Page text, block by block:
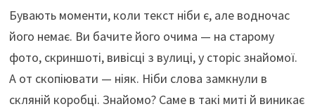
b
o
o
k
gr
a
m
at
sA
p
p
er
Бувають моменти, коли текст ніби є, але водночас
його немає. Ви бачите його очима — на старому
фото, скриншоті, вивісці з вулиці, у сторіс знайомої.
А от скопіювати — ніяк. Ніби слова замкнули в
скляній коробці. Знайомо? Саме в такі миті й виникає